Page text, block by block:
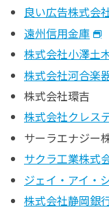
良い広告株式会
遠州信用金庫
株式会社小澤土
株式会社河合楽
株式会社環吉
株式会社クレス
サーラエナジー
サクラ工業株式
ジェイ・アイ・
株式会社静岡銀